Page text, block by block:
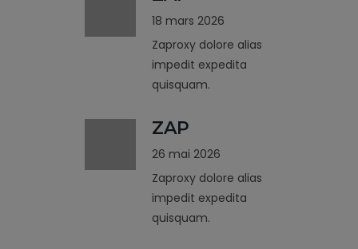
18 mars 2026
Zaproxy dolore alias
impedit expedita
quisquam.
ZAP
26 mai 2026
Zaproxy dolore alias
impedit expedita
quisquam.